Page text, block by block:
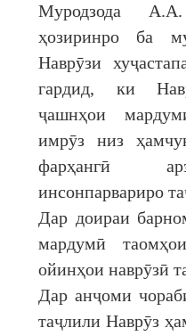
Муродзода
ҳозиринро ба
Наврӯзи
гардид, ки
ҷашнҳои
имрӯз низ
фарҳангӣ
инсонпарвариро
Дар доираи
мардумӣ
ойинҳои наврӯзӣ
Дар анҷоми
таҷлили Наврӯз